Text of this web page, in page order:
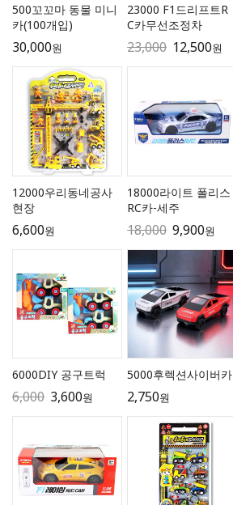
500꼬꼬마 동물 미니
카(100개입)
30,000원
23000 F1드리프트R
C카무선조정차
23,000 12,500원
12000우리동네공사
현장
6,600원
18000라이트 폴리스
RC카-세주
18,000 9,900원
6000DIY 공구트럭
6,000 3,600원
5000후렉션사이버카
2,750원